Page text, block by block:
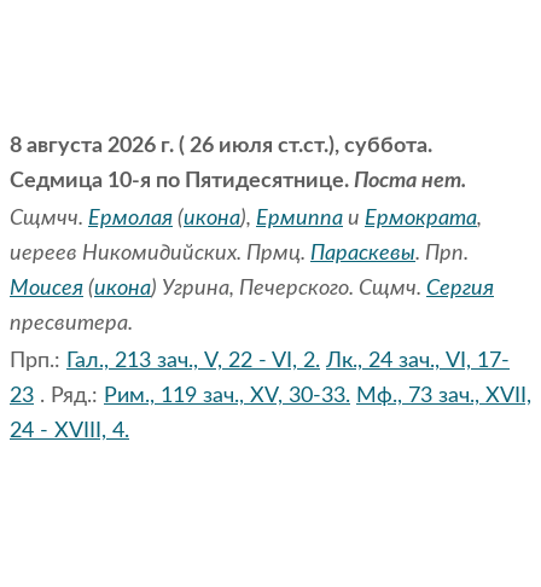
8 августа 2026 г. ( 26 июля ст.ст.), суббота.
Седмица 10-я по Пятидесятнице. Поста нет.
Сщмчч. Ермолая (икона), Ермиппа и Ермократа,
иереев Никомидийских. Прмц. Параскевы. Прп.
Моисея (икона) Угрина, Печерского. Сщмч. Сергия
пресвитера.
Прп.: Гал., 213 зач., V, 22 - VI, 2. Лк., 24 зач., VI, 17-
23 . Ряд.: Рим., 119 зач., XV, 30-33. Мф., 73 зач., XVII,
24 - XVIII, 4.